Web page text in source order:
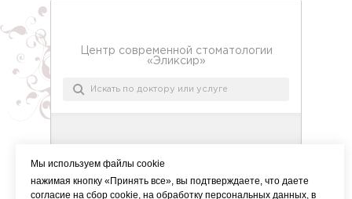
Мы используем файлы cookie
нажимая кнопку «Принять все», вы подтверждаете, что даете
согласие на сбор cookie, на обработку персональных данных, в